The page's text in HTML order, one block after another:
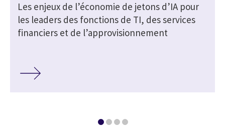
Les enjeux de l’économie de jetons d’IA pour
les leaders des fonctions de TI, des services
financiers et de l’approvisionnement